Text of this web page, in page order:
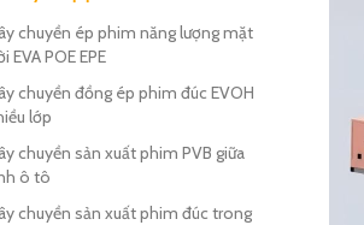
chuyền ép phim năng lượng mặt
EVA POE EPE
chuyền đồng ép phim đúc EVOH
lớp
chuyền sản xuất phim PVB giữa
ô tô
chuyền sản xuất phim đúc trong